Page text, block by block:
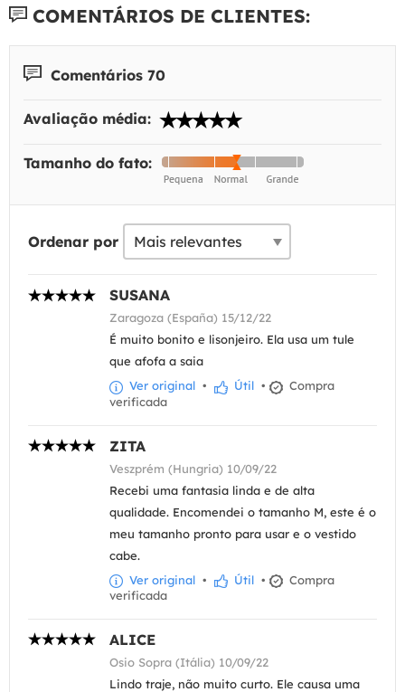
COMENTÁRIOS DE CLIENTES:
Comentários 70
Avaliação média:
Tamanho do fato:
Ordenar por
SUSANA
Zaragoza (España) 15/12/22
É muito bonito e lisonjeiro. Ela usa um tule
que afofa a saia
Ver original • Útil •
Compra
verificada
ZITA
Veszprém (Hungria) 10/09/22
Recebi uma fantasia linda e de alta
qualidade. Encomendei o tamanho M, este é o
meu tamanho pronto para usar e o vestido
cabe.
Ver original • Útil •
Compra
verificada
ALICE
Osio Sopra (Itália) 10/09/22
Lindo traje, não muito curto. Ele causa uma